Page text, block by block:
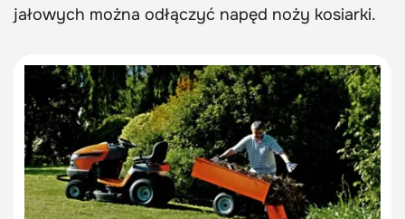
jałowych można odłączyć napęd noży kosiarki.